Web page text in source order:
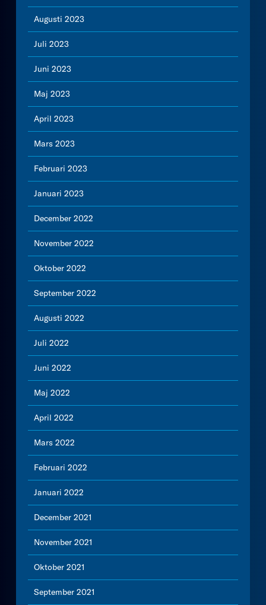
Augusti 2023
Juli 2023
Juni 2023
Maj 2023
April 2023
Mars 2023
Februari 2023
Januari 2023
December 2022
November 2022
Oktober 2022
September 2022
Augusti 2022
Juli 2022
Juni 2022
Maj 2022
April 2022
Mars 2022
Februari 2022
Januari 2022
December 2021
November 2021
Oktober 2021
September 2021